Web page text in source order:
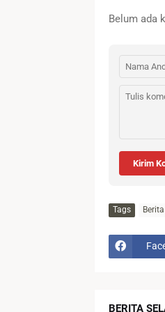
Belum ada
Kirim
Tags
BERITA